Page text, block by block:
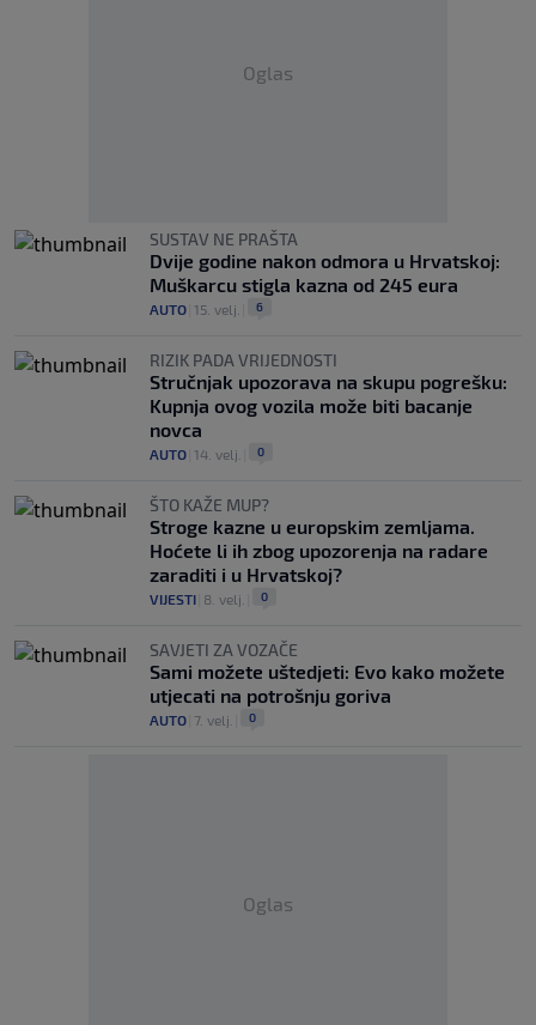
Oglas
SUSTAV NE PRAŠTA
Dvije godine nakon odmora u Hrvatskoj:
Muškarcu stigla kazna od 245 eura
AUTO 15. velj. 6
RIZIK PADA VRIJEDNOSTI
Stručnjak upozorava na skupu pogrešku:
Kupnja ovog vozila može biti bacanje
novca
AUTO 14. velj. 0
ŠTO KAŽE MUP?
Stroge kazne u europskim zemljama.
Hoćete li ih zbog upozorenja na radare
zaraditi i u Hrvatskoj?
VIJESTI 8. velj. 0
SAVJETI ZA VOZAČE
Sami možete uštedjeti: Evo kako možete
utjecati na potrošnju goriva
AUTO 7. velj. 0
Oglas